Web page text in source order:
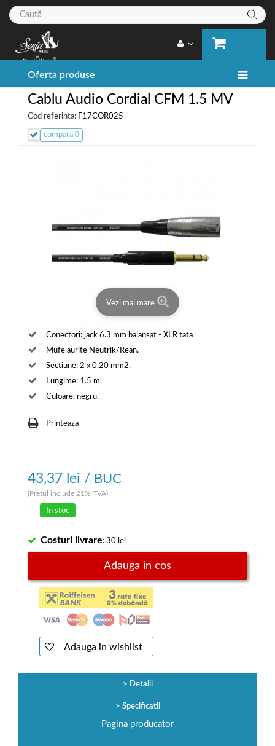
Oferta produse
Cablu Audio Cordial CFM 1.5 MV
Cod referinta: F17COR025
compara 0
Vezi mai mare
Conectori: jack 6.3 mm balansat - XLR tata
Mufe aurite Neutrik/Rean.
Sectiune: 2 x 0.20 mm2.
Lungime: 1.5 m.
Culoare: negru.
Printeaza
43,37 lei / BUC
(Pretul include 21% TVA)
In stoc
Costuri livrare: 30 lei
Adauga in cos
Adauga in wishlist
Detalii
Specificatii
Pagina producator